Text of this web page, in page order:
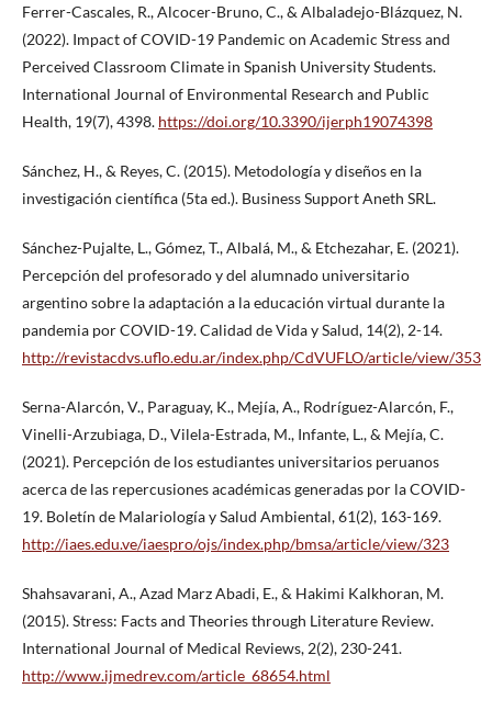
Ferrer-Cascales, R., Alcocer-Bruno, C., & Albaladejo-Blázquez, N.
(2022). Impact of COVID-19 Pandemic on Academic Stress and
Perceived Classroom Climate in Spanish University Students.
International Journal of Environmental Research and Public
Health, 19(7), 4398. https://doi.org/10.3390/ijerph19074398
Sánchez, H., & Reyes, C. (2015). Metodología y diseños en la
investigación científica (5ta ed.). Business Support Aneth SRL.
Sánchez-Pujalte, L., Gómez, T., Albalá, M., & Etchezahar, E. (2021).
Percepción del profesorado y del alumnado universitario
argentino sobre la adaptación a la educación virtual durante la
pandemia por COVID-19. Calidad de Vida y Salud, 14(2), 2-14.
http://revistacdvs.uflo.edu.ar/index.php/CdVUFLO/article/view/353
Serna-Alarcón, V., Paraguay, K., Mejía, A., Rodríguez-Alarcón, F.,
Vinelli-Arzubiaga, D., Vilela-Estrada, M., Infante, L., & Mejía, C.
(2021). Percepción de los estudiantes universitarios peruanos
acerca de las repercusiones académicas generadas por la COVID-
19. Boletín de Malariología y Salud Ambiental, 61(2), 163-169.
http://iaes.edu.ve/iaespro/ojs/index.php/bmsa/article/view/323
Shahsavarani, A., Azad Marz Abadi, E., & Hakimi Kalkhoran, M.
(2015). Stress: Facts and Theories through Literature Review.
International Journal of Medical Reviews, 2(2), 230-241.
http://www.ijmedrev.com/article_68654.html